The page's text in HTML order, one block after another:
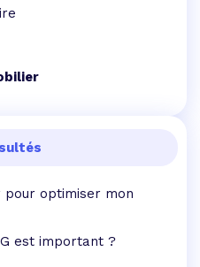
optimiser mon
est important ?